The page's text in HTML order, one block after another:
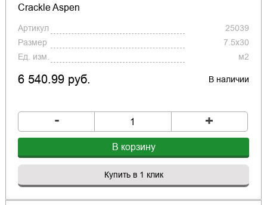
Crackle Aspen
Артикул
25039
Размер
7.5x30
Ед. изм.
м2
6 540.99 руб. В наличии
- +
В корзину
Купить в 1 клик